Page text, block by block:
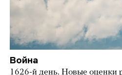
Война
1626-й день. Новые